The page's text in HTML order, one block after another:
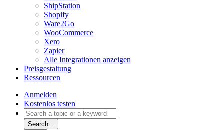
ShipStation
Shopify
Ware2Go
WooCommerce
Xero
Zapier
Alle Integrationen anzeigen
Preisgestaltung
Ressourcen
Anmelden
Kostenlos testen
Search...